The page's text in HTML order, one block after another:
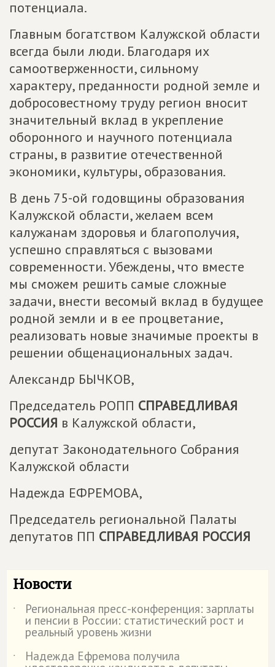
потенциала.
Главным богатством Калужской области
всегда были люди. Благодаря их
самоотверженности, сильному
характеру, преданности родной земле и
добросовестному труду регион вносит
значительный вклад в укрепление
оборонного и научного потенциала
страны, в развитие отечественной
экономики, культуры, образования.
В день 75-ой годовщины образования
Калужской области, желаем всем
калужанам здоровья и благополучия,
успешно справляться с вызовами
современности. Убеждены, что вместе
мы сможем решить самые сложные
задачи, внести весомый вклад в будущее
родной земли и в ее процветание,
реализовать новые значимые проекты в
решении общенациональных задач.
Александр БЫЧКОВ,
Председатель РОПП СПРАВЕДЛИВАЯ
РОССИЯ в Калужской области,
депутат Законодательного Собрания
Калужской области
Надежда ЕФРЕМОВА,
Председатель региональной Палаты
депутатов ПП СПРАВЕДЛИВАЯ РОССИЯ
Новости
˙ Региональная пресс-конференция: зарплаты
и пенсии в России: статистический рост и
реальный уровень жизни
˙
Надежда Ефремова получила